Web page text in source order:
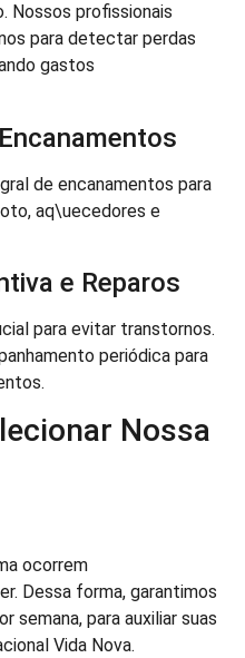
Nossos profissionais
para detectar perdas
gastos
de encanamentos para
aq\uecedores e
e Reparos
para evitar transtornos.
periódica para
Nossa
ocorrem
Dessa forma, garantimos
semana, para auxiliar suas
Vida Nova.